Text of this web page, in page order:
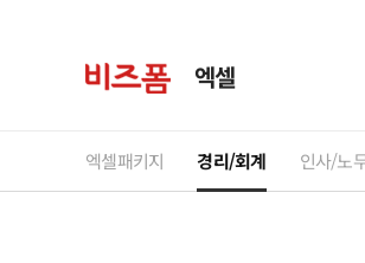
엑셀
엑셀패키지 경리/회계 인사/노